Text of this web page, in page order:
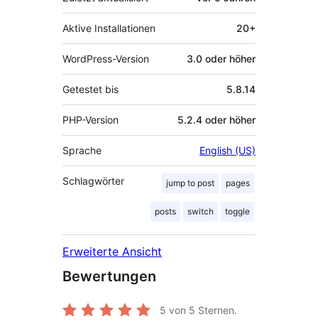
Aktive Installationen 20+
WordPress-Version 3.0 oder höher
Getestet bis 5.8.14
PHP-Version 5.2.4 oder höher
Sprache English (US)
Schlagwörter jump to post pages
posts switch toggle
Erweiterte Ansicht
Bewertungen
5 von 5 Sternen.